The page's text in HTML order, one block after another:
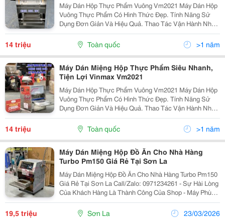
Máy Dán Hộp Thực Phẩm Vuông Vm2021 Máy Dán Hộp
Vuông Thực Phẩm Có Hình Thức Đẹp. Tính Năng Sử
Dụng Đơn Giản Và Hiệu Quả. Thao Tác Vận Hành Nhẹ
Nhàng, Năng Suất Cao. Máy Thích Hợp Dán Miệng Hộp
Đậu Phụ, Hộp Đựng Đồ Khô, Hộp Thức Ăn, Hộp Đựng
Thực...
14 triệu Toàn quốc >1 năm
Máy Dán Miệng Hộp Thực Phẩm Siêu Nhanh,
Tiện Lợi Vinmax Vm2021
Máy Dán Hộp Thực Phẩm Vuông Vm2021 Máy Dán Hộp
Vuông Thực Phẩm Có Hình Thức Đẹp. Tính Năng Sử
Dụng Đơn Giản Và Hiệu Quả. Thao Tác Vận Hành Nhẹ
Nhàng, Năng Suất Cao. Máy Thích Hợp Dán Miệng Hộp
Đậu Phụ, Hộp Đựng Đồ Khô, Hộp Thức Ăn, Hộp Đựng
Thực...
14 triệu Toàn quốc >1 năm
Máy Dán Miệng Hộp Đồ Ăn Cho Nhà Hàng
Turbo Pm150 Giá Rẻ Tại Sơn La
Máy Dán Miệng Hộp Đồ Ăn Cho Nhà Hàng Turbo Pm150
Giá Rẻ Tại Sơn La Call/Zalo: 0971234261 - Sự Hài Lòng
Của Khách Hàng Là Thành Công Của Shop - Máy Phù
Hợp Để Dán Màng Cho Các Loại Hộp Nhôm, Hộp Thực
Phẩm Sẵn Có Trên Thị Trường, Giúp Sản Phẩm...
19,5 triệu Sơn La 23/03/2026